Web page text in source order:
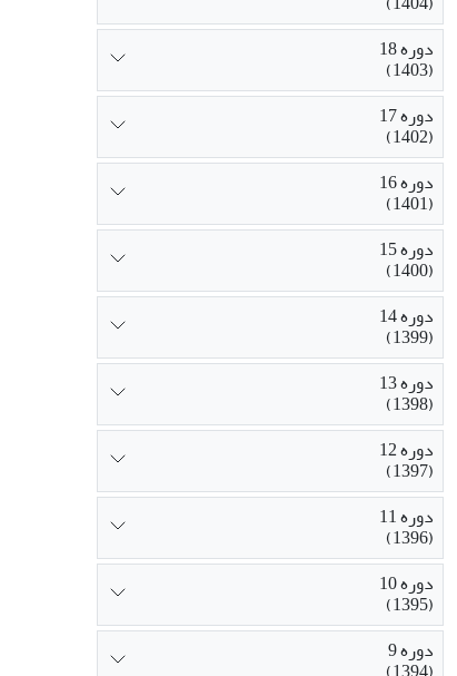
دوره 18
(1403)
دوره 17
(1402)
دوره 16
(1401)
دوره 15
(1400)
دوره 14
(1399)
دوره 13
(1398)
دوره 12
(1397)
دوره 11
(1396)
دوره 10
(1395)
دوره 9